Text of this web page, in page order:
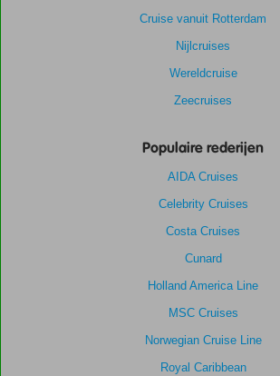
Cruise vanuit Rotterdam
Nijlcruises
Wereldcruise
Zeecruises
Populaire rederijen
AIDA Cruises
Celebrity Cruises
Costa Cruises
Cunard
Holland America Line
MSC Cruises
Norwegian Cruise Line
Royal Caribbean